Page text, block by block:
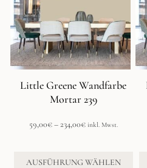
Little Greene Wandfarbe
Mortar 239
59,00€–234,00€Preisspanne:
234,00€
inkl. Mwst.
AUSFÜHRUNG WÄHLEN
auf.
Optionen
können
auf
der
gewählt
werden